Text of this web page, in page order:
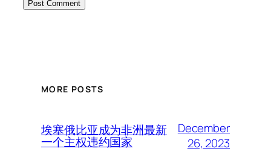
MORE POSTS
埃塞俄比亚成为非洲最新
一个主权违约国家
December
26, 2023